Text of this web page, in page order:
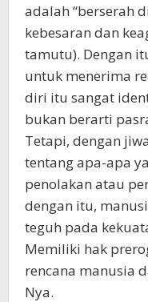
adalah “berserah
kebesaran dan
tamutu). Dengan
untuk menerima
diri itu sangat
bukan berarti
Tetapi, dengan
tentang apa-apa
penolakan atau
dengan itu,
teguh pada
Memiliki hak
rencana manusia
Nya.